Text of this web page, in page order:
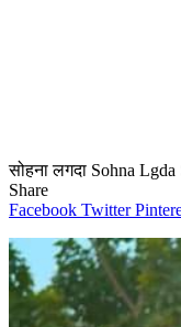
सोहना लगदा Sohna
Share
Facebook Twitter